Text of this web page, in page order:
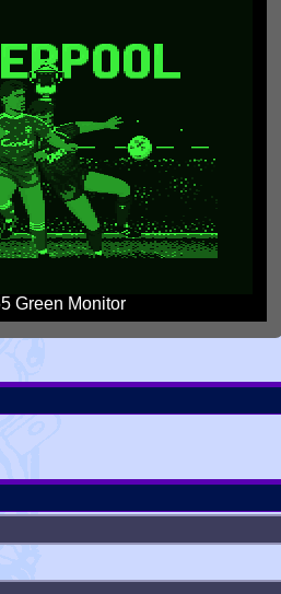
Green Monitor